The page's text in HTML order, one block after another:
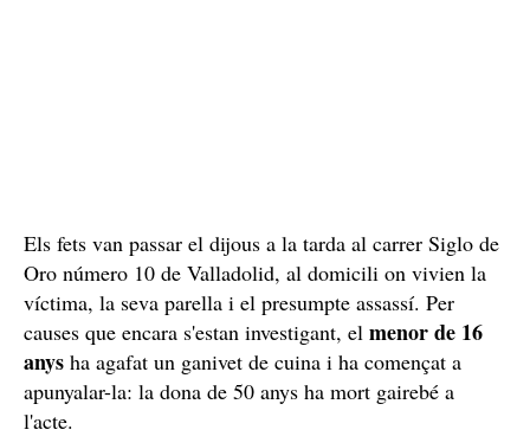
Els fets van passar el dijous a la tarda al carrer Siglo de
Oro número 10 de Valladolid, al domicili on vivien la
víctima, la seva parella i el presumpte assassí. Per
causes que encara s'estan investigant, el menor de 16
anys ha agafat un ganivet de cuina i ha començat a
apunyalar-la: la dona de 50 anys ha mort gairebé a
l'acte.